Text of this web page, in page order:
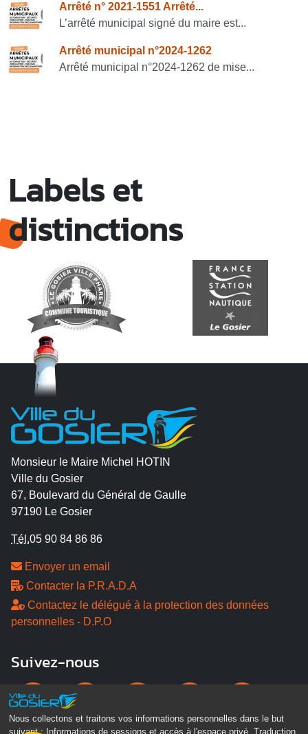
Nous collectons et traitons vos informations personnelles dans le but
suivant :
Informations de sessions et accès à l'espace privé, Traduction
Arrêté n° 2021-1551 Arrêté...
L’arrêté municipal signé du maire est...
Arrêté municipal n°2024-1262
Arrêté municipal n°2024-1262 de mise...
Labels et
distinctions
Monsieur le Maire Michel HOTIN
Ville du Gosier
67, Boulevard du Général de Gaulle
97190 Le Gosier
Tél.05 90 84 86 86
Envoyer un email
Contacter la P.R.A.D.A
Contactez le délégué à la protection des données
personnelles - D.P.O
Suivez-nous